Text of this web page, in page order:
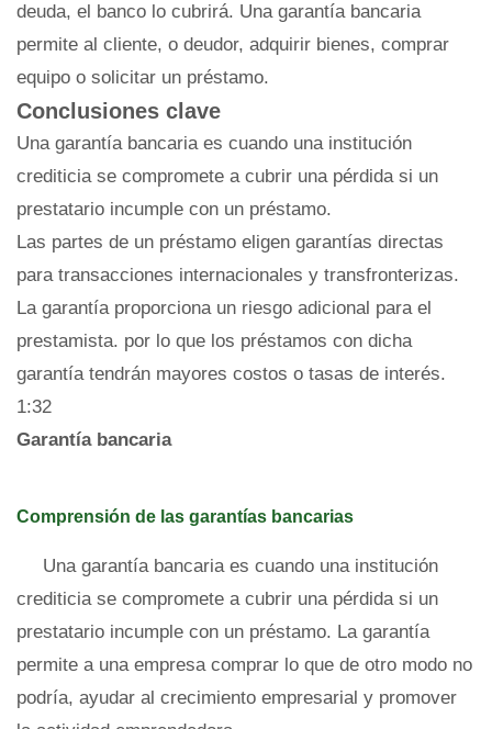
deuda, el banco lo cubrirá. Una garantía bancaria
permite al cliente, o deudor, adquirir bienes, comprar
equipo o solicitar un préstamo.
Conclusiones clave
Una garantía bancaria es cuando una institución
crediticia se compromete a cubrir una pérdida si un
prestatario incumple con un préstamo.
Las partes de un préstamo eligen garantías directas
para transacciones internacionales y transfronterizas.
La garantía proporciona un riesgo adicional para el
prestamista. por lo que los préstamos con dicha
garantía tendrán mayores costos o tasas de interés.
1:32
Garantía bancaria
Comprensión de las garantías bancarias
Una garantía bancaria es cuando una institución
crediticia se compromete a cubrir una pérdida si un
prestatario incumple con un préstamo. La garantía
permite a una empresa comprar lo que de otro modo no
podría, ayudar al crecimiento empresarial y promover